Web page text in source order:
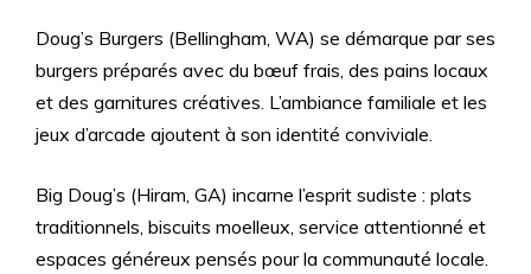
Doug’s Burgers (Bellingham, WA) se démarque par ses
burgers préparés avec du bœuf frais, des pains locaux
et des garnitures créatives. L’ambiance familiale et les
jeux d’arcade ajoutent à son identité conviviale.
Big Doug’s (Hiram, GA) incarne l’esprit sudiste : plats
traditionnels, biscuits moelleux, service attentionné et
espaces généreux pensés pour la communauté locale.